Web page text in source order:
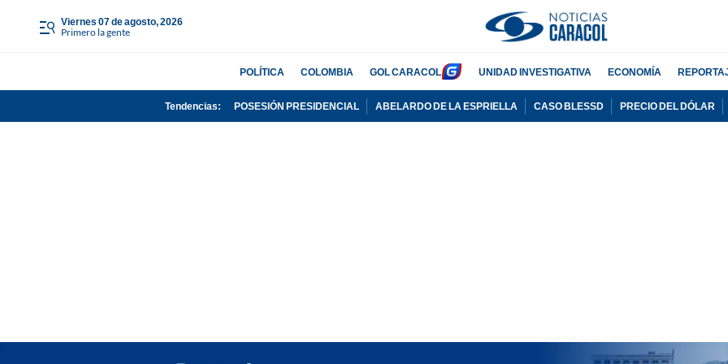
viernes 07 de agosto, 2026
Primero la gente
POLÍTICA COLOMBIA GOL CARACOL UNIDAD INVESTIGATIVA ECONOMÍA
Tendencias: POSESIÓN PRESIDENCIAL ABELARDO DE LA ESPRIELLA CASO BLESSD PRECIO DEL DÓLAR